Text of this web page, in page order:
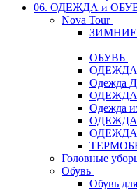
06. ОДЕЖДА и
Nova Tour
ЗИМНИЕ
ОБУВЬ
Одежда
Одежда
Головные
Обувь
Обувь